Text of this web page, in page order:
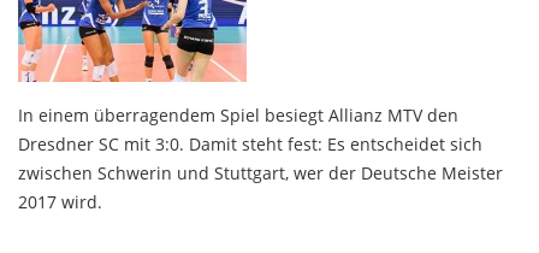
In einem überragendem Spiel besiegt Allianz MTV den
Dresdner SC mit 3:0. Damit steht fest: Es entscheidet sich
zwischen Schwerin und Stuttgart, wer der Deutsche Meister
2017 wird.